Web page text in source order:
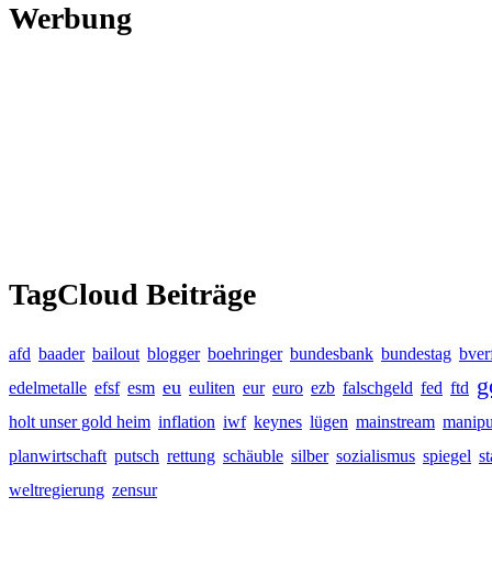
Werbung
TagCloud Beiträge
afd baader bailout blogger boehringer bundesbank bundestag
edelmetalle efsf esm eu euliten eur euro ezb falschgeld fed ftd
holt unser gold heim inflation iwf keynes lügen mainstream
planwirtschaft putsch rettung schäuble silber sozialismus spiegel
weltregierung zensur